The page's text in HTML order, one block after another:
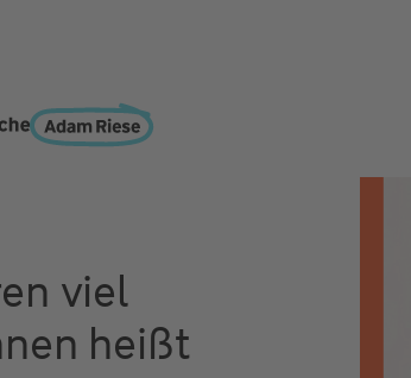
viel
heißt